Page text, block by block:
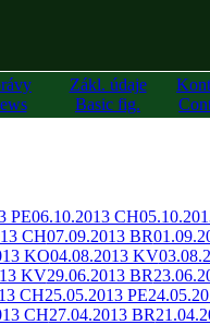
Zákl. údaje
Basic fig.
PE06.10.2013 CH
CH07.09.2013 BR
KO04.08.2013 KV
KV29.06.2013 BR
CH25.05.2013 PE
CH27.04.2013 BR